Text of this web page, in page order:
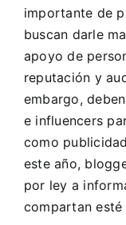
importante de
buscan darle
apoyo de
reputación y
embargo,
e influencers
como
este año,
por ley a
compartan